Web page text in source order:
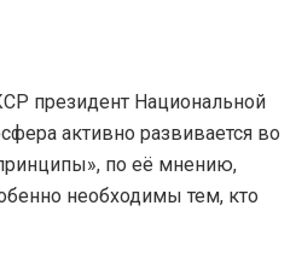
президент Национальной
активно развивается во
по её мнению,
необходимы тем, кто